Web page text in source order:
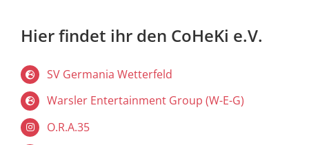
Hier findet ihr den CoHeKi e.V.
SV Germania Wetterfeld
Warsler Entertainment Group (W-E-G)
O.R.A.35